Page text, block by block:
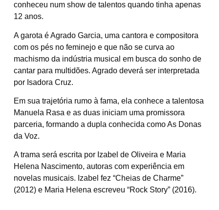
conheceu num show de talentos quando tinha apenas
12 anos.
A garota é Agrado Garcia, uma cantora e compositora
com os pés no feminejo e que não se curva ao
machismo da indústria musical em busca do sonho de
cantar para multidões. Agrado deverá ser interpretada
por Isadora Cruz.
Em sua trajetória rumo à fama, ela conhece a talentosa
Manuela Rasa e as duas iniciam uma promissora
parceria, formando a dupla conhecida como As Donas
da Voz.
A trama será escrita por Izabel de Oliveira e Maria
Helena Nascimento, autoras com experiência em
novelas musicais. Izabel fez “Cheias de Charme”
(2012) e Maria Helena escreveu “Rock Story” (2016).